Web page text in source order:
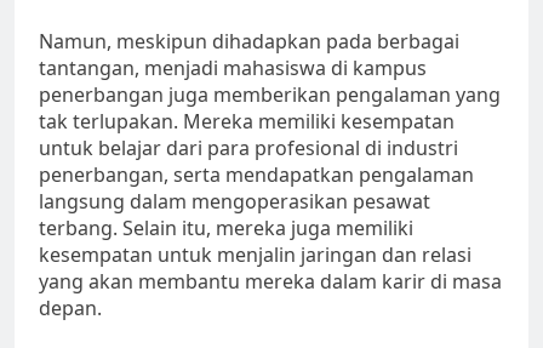
Namun, meskipun dihadapkan pada berbagai
tantangan, menjadi mahasiswa di kampus
penerbangan juga memberikan pengalaman yang
tak terlupakan. Mereka memiliki kesempatan
untuk belajar dari para profesional di industri
penerbangan, serta mendapatkan pengalaman
langsung dalam mengoperasikan pesawat
terbang. Selain itu, mereka juga memiliki
kesempatan untuk menjalin jaringan dan relasi
yang akan membantu mereka dalam karir di masa
depan.